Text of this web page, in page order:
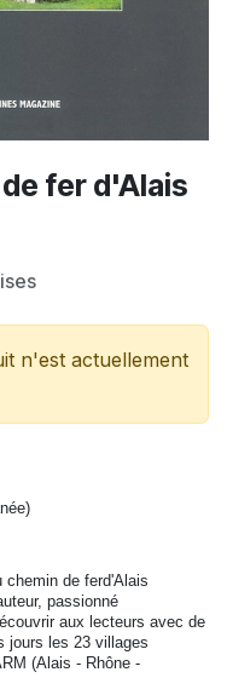
fer d'Alais
n'est actuellement
chemin de ferd'Alais
passionné
aux lecteurs avec de
jours les 23 villages
(Alais - Rhône -